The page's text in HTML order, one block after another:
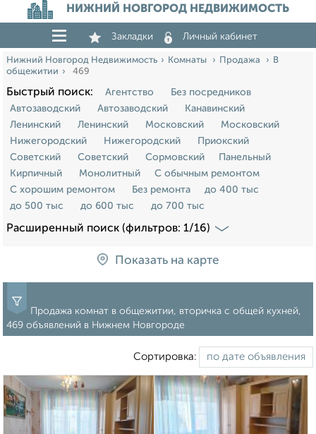
НИЖНИЙ НОВГОРОД НЕДВИЖИМОСТЬ
Закладки Личный кабинет
Нижний Новгород Недвижимость Комнаты Продажа
В
общежитии
469
Быстрый поиск: Агентство
Без посредников
Автозаводский
Автозаводский
Канавинский
Ленинский
Ленинский Московский
Московский
Нижегородский
Нижегородский
Приокский
Советский
Советский Сормовский
Панельный
Кирпичный
Монолитный
С обычным ремонтом
С хорошим ремонтом
Без ремонта
до 400 тыс
до 500 тыс
до 600 тыс до 700 тыс
Расширенный поиск (фильтров: 1/16)
Показать на карте
Продажа комнат в общежитии, вторичка с общей кухней,
469 объявлений в Нижнем Новгороде
Сортировка: